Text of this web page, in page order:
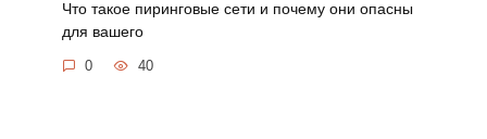
Что такое пиринговые сети и почему они опасны
для вашего
0 40